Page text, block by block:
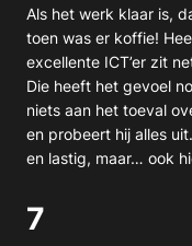
Als het werk klaar is,
toen was er koffie!
excellente ICT’er zit
Die heeft het gevoel
niets aan het toeval
en probeert hij alles
en lastig, maar… ook
7